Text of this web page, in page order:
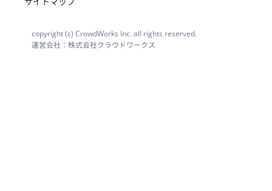
copyright (c) CrowdWorks Inc. all rights reserved.
運営会社：株式会社クラウドワークス